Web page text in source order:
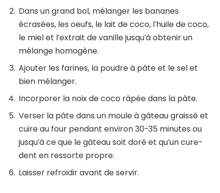
Dans un grand bol, mélanger les bananes
écrasées, les oeufs, le lait de coco, l’huile de coco,
le miel et l’extrait de vanille jusqu’à obtenir un
mélange homogène.
Ajouter les farines, la poudre à pâte et le sel et
bien mélanger.
Incorporer la noix de coco râpée dans la pâte.
Verser la pâte dans un moule à gâteau graissé et
cuire au four pendant environ 30-35 minutes ou
jusqu’à ce que le gâteau soit doré et qu’un cure-
dent en ressorte propre.
Laisser refroidir avant de servir.